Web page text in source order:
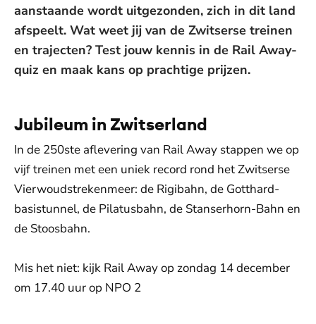
aanstaande wordt uitgezonden, zich in dit land
afspeelt. Wat weet jij van de Zwitserse treinen
en trajecten? Test jouw kennis in de Rail Away-
quiz en maak kans op prachtige prijzen.
Jubileum in Zwitserland
In de 250ste aflevering van Rail Away stappen we op
vijf treinen met een uniek record rond het Zwitserse
Vierwoudstrekenmeer: de Rigibahn, de Gotthard-
basistunnel, de Pilatusbahn, de Stanserhorn-Bahn en
de Stoosbahn.
Mis het niet: kijk Rail Away op zondag 14 december
om 17.40 uur op NPO 2